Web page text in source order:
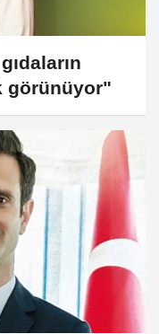
görünüyor"